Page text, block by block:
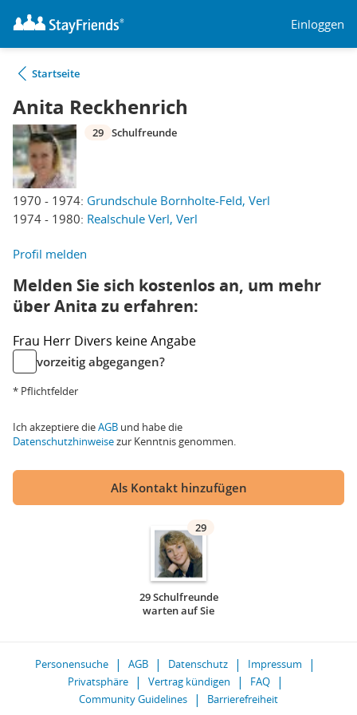
Einloggen
Startseite
Anita Reckhenrich
1970 - 1974: Grundschule Bornholte-Feld, Verl
1974 - 1980: Realschule Verl, Verl
29 Schulfreunde
Profil melden
Melden Sie sich kostenlos an, um mehr
über Anita zu erfahren:
Frau Herr Divers keine Angabe
vorzeitig abgegangen?
* Pflichtfelder
Ich akzeptiere dieAGB und habe die
Datenschutzhinweisezur Kenntnis genommen.
Als Kontakt hinzufügen
29
29 Schulfreunde
warten auf Sie
Personensuche AGB Datenschutz
Impressum
Privatsphäre
Vertrag kündigen
FAQ
Community Guidelines
Barrierefreiheit